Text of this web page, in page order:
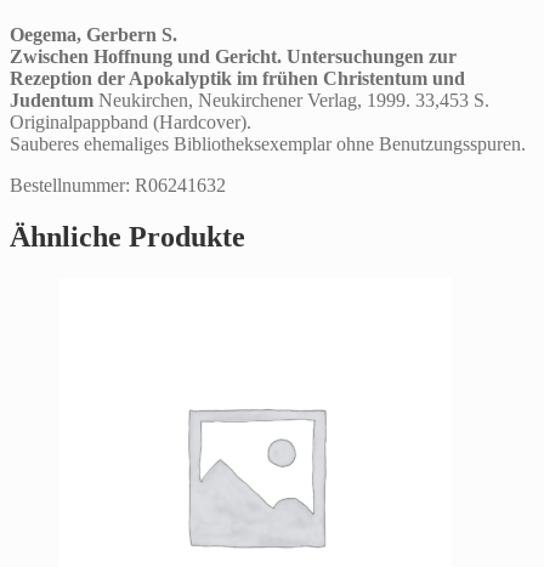
Oegema, Gerbern S.
Zwischen Hoffnung und Gericht. Untersuchungen zur
Rezeption der Apokalyptik im frühen Christentum und
Judentum Neukirchen, Neukirchener Verlag, 1999. 33,453 S.
Originalpappband (Hardcover).
Sauberes ehemaliges Bibliotheksexemplar ohne Benutzungsspuren.
Bestellnummer: R06241632
Ähnliche Produkte